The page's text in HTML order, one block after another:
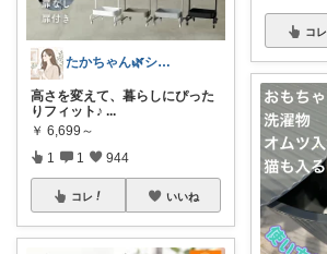
たかちゃん🌿シンプルで心地よい暮らし
高さを変えて、暮らしにぴった
りフィット♪ ...
￥ 6,699～
1 1 944
コレ いいね
コレ